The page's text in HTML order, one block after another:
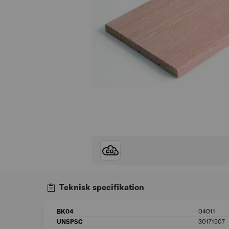
Teknisk specifikation
BK04
04011
UNSPSC
30171507